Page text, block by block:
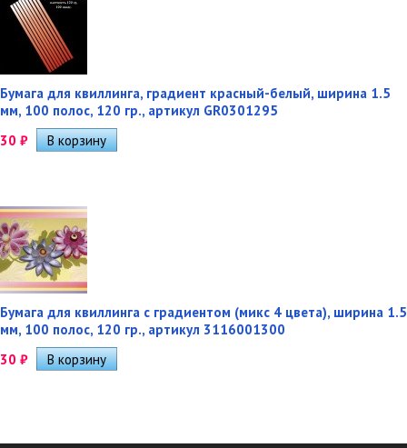
Бумага для квиллинга, градиент красный-белый, ширина 1.5
мм, 100 полос, 120 гр., артикул GR0301295
30 ₽
Бумага для квиллинга с градиентом (микс 4 цвета), ширина 1.5
мм, 100 полос, 120 гр., артикул 3116001300
30 ₽